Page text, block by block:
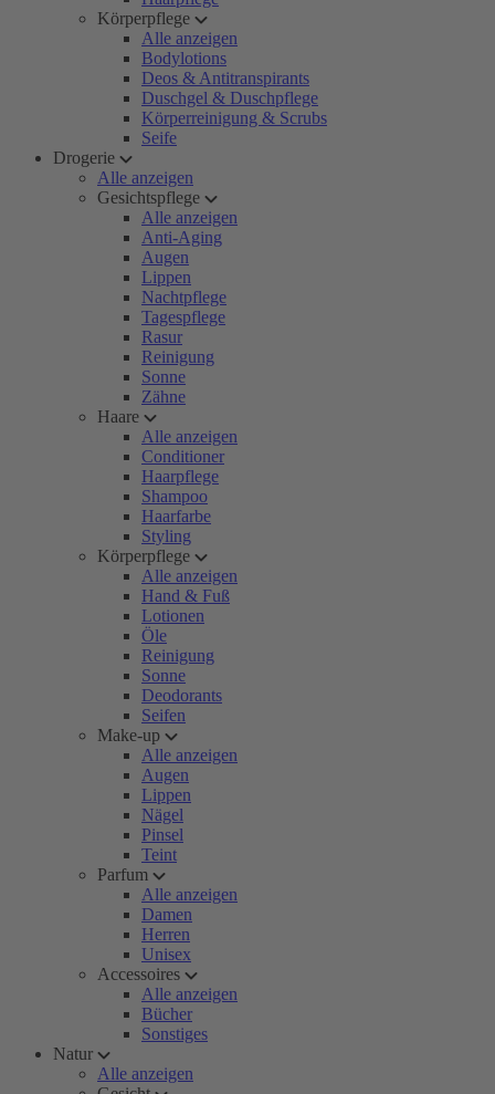
Körperpflege
Alle anzeigen
Bodylotions
Deos & Antitranspirants
Duschgel & Duschpflege
Körperreinigung & Scrubs
Seife
Drogerie
Alle anzeigen
Gesichtspflege
Alle anzeigen
Anti-Aging
Augen
Lippen
Nachtpflege
Tagespflege
Rasur
Reinigung
Sonne
Zähne
Haare
Alle anzeigen
Conditioner
Haarpflege
Shampoo
Haarfarbe
Styling
Körperpflege
Alle anzeigen
Hand & Fuß
Lotionen
Öle
Reinigung
Sonne
Deodorants
Seifen
Make-up
Alle anzeigen
Augen
Lippen
Nägel
Pinsel
Teint
Parfum
Alle anzeigen
Damen
Herren
Unisex
Accessoires
Alle anzeigen
Bücher
Sonstiges
Natur
Alle anzeigen